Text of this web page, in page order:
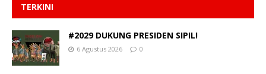
TERKINI
#2029 DUKUNG PRESIDEN SIPIL!
6 Agustus 2026 0